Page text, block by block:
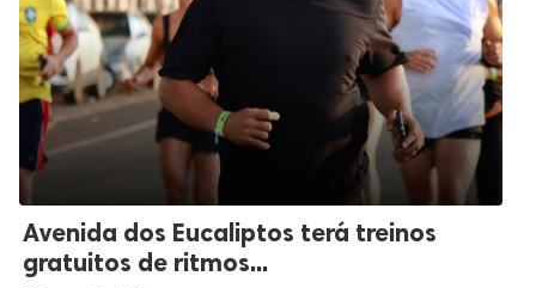
Avenida dos Eucaliptos terá treinos
gratuitos de ritmos...